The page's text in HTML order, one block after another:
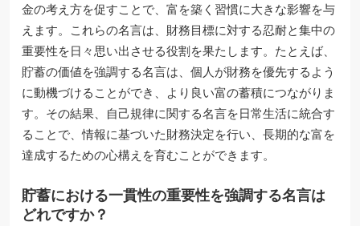
金の考え方を促すことで、富を築く習慣に大きな影響を与
えます。これらの名言は、財務目標に対する忍耐と集中の
重要性を日々思い出させる役割を果たします。たとえば、
貯蓄の価値を強調する名言は、個人が財務を優先するよう
に動機づけることができ、より良い富の蓄積につながりま
す。その結果、自己規律に関する名言を日常生活に統合す
ることで、情報に基づいた財務決定を行い、長期的な富を
達成するための心構えを育むことができます。
貯蓄における一貫性の重要性を強調する名言は
どれですか？